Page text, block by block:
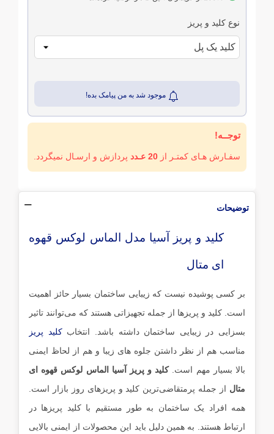
نوع کلید و پریز
موجود شد به من پیامک بده!
توجــه!
سفـارش هـای کمتـر از 20 عـدد پردازش و ارسـال نمیگردد.
توضیحات
کلید و پریز آسیا مدل الماس لوکس قهوه
ای متال
بر کسی پوشیده نیست که زیبایی ساختمان بسیار حائز اهمیت
است. کلید و پریزها از جمله تجهیزاتی هستند که می‌توانند تاثیر
بسزایی در زیبایی ساختمان داشته باشد. انتخابکلید پریز
مناسب هم از نظر داشتن جلوه های زیبا و هم از لحاظ ایمنی
بالا بسیار مهم است.کلید و پریز آسیا الماس لوکس قهوه ای
متال از جمله پر‌متقاضی‌ترین کلید و پریزهای روز بازار است.
همه افراد یک ساختمان به طور مستقیم با کلید پریزها در
ارتباط هستند. به همین دلیل باید این محصولات از ایمنی بالایی